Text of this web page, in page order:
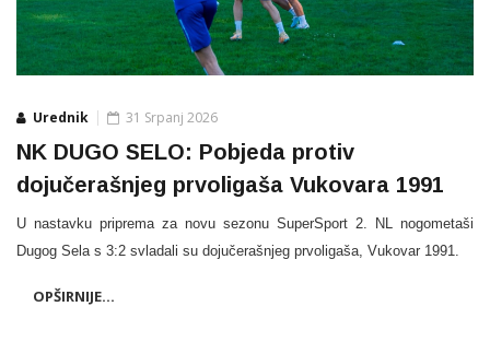
Urednik 31 Srpanj 2026
NK DUGO SELO: Pobjeda protiv
dojučerašnjeg prvoligaša Vukovara 1991
U nastavku priprema za novu sezonu SuperSport 2. NL nogometaši
Dugog Sela s 3:2 svladali su dojučerašnjeg prvoligaša, Vukovar 1991.
OPŠIRNIJE...